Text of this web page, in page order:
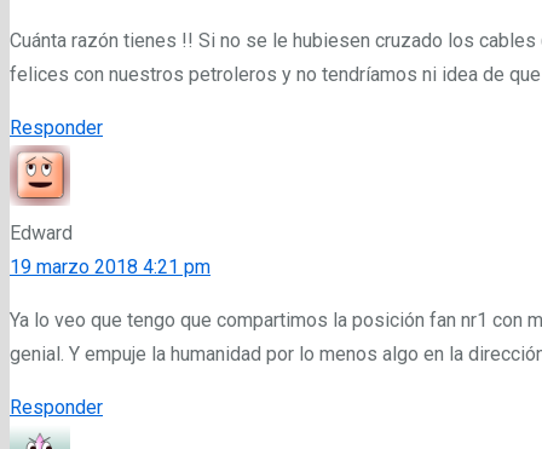
Cuánta razón tienes !! Si no se le hubiesen cruzado los
felices con nuestros petroleros y no tendríamos ni idea de
Responder
Edward
19 marzo 2018 4:21 pm
Ya lo veo que tengo que compartimos la posición fan nr1 con
genial. Y empuje la humanidad por lo menos algo en la
Responder